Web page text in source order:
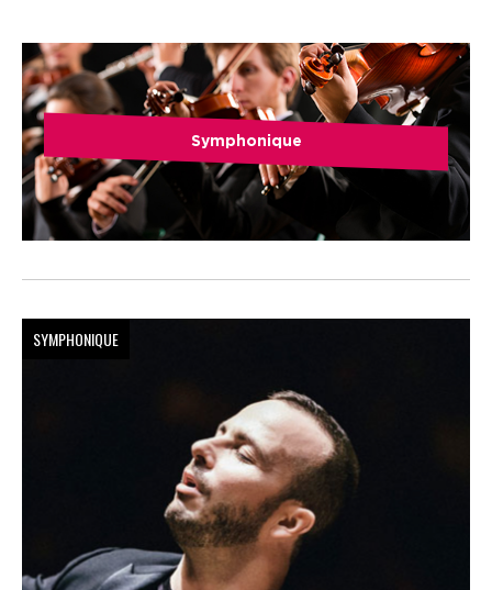
Symphonique
SYMPHONIQUE